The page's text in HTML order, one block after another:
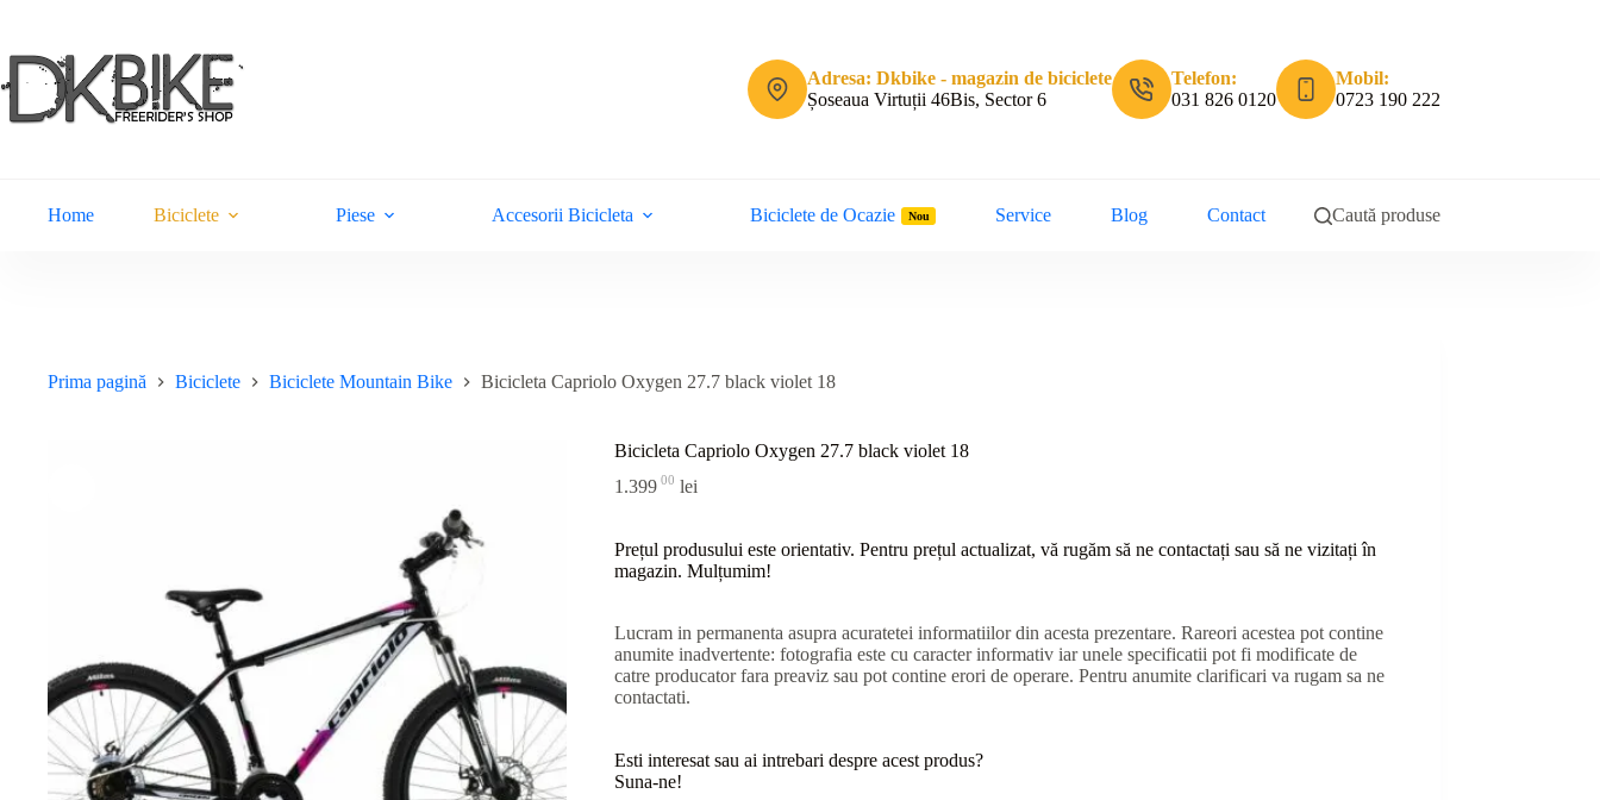
conținut
Adresa: Dkbike - magazin de biciclete
Șoseaua Virtuții 46Bis, Sector 6
Telefon:
031 826 0120
Mobil:
0723 190 222
Home Biciclete Piese Accesorii Bicicleta Biciclete de Ocazie Nou Service Blog Contact Caută produse
Prima pagină Biciclete Biciclete Mountain Bike Bicicleta Capriolo Oxygen 27.7 black violet 18
Bicicleta Capriolo Oxygen 27.7 black violet 18
1.399 00 lei
Prețul produsului este orientativ. Pentru prețul actualizat, vă rugăm să ne contactați sau să ne vizitați în
magazin. Mulțumim!
Lucram in permanenta asupra acuratetei informatiilor din acesta prezentare. Rareori acestea pot contine
anumite inadvertente: fotografia este cu caracter informativ iar unele specificatii pot fi modificate de
catre producator fara preaviz sau pot contine erori de operare. Pentru anumite clarificari va rugam sa ne
contactati.
Esti interesat sau ai intrebari despre acest produs?
Suna-ne!